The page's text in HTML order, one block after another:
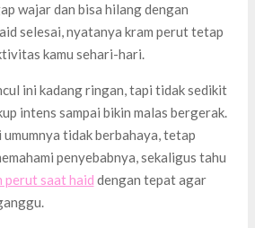
wajar dan bisa hilang dengan
selesai, nyatanya kram perut tetap
kamu sehari-hari.
ini kadang ringan, tapi tidak sedikit
intens sampai bikin malas bergerak.
tidak berbahaya, tetap
penyebabnya, sekaligus tahu
perut saat haid dengan tepat agar